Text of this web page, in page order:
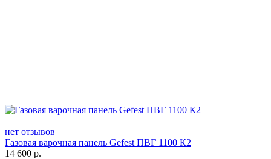
нет отзывов
Газовая варочная панель Gefest ПВГ 1100 К2
14 600 р.